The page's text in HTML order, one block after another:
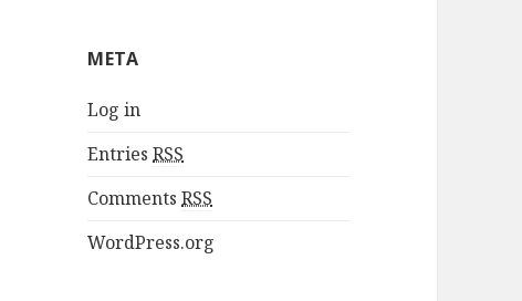
META
Log in
EntriesRSS
CommentsRSS
WordPress.org